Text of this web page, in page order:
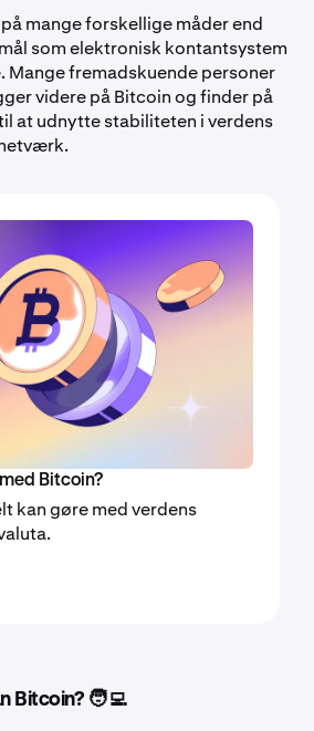
mange forskellige måder end
som elektronisk kontantsystem
fremadskuende personer
videre på Bitcoin og finder på
at udnytte stabiliteten i verdens
Bitcoin?
kan gøre med verdens
Bitcoin? 🧑‍💻